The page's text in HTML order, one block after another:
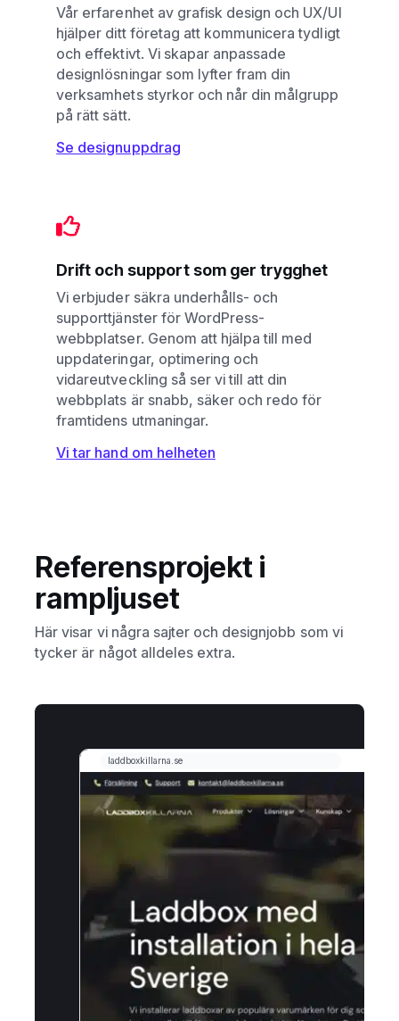
Vår erfarenhet av grafisk design och UX/UI
hjälper ditt företag att kommunicera tydligt
och effektivt. Vi skapar anpassade
designlösningar som lyfter fram din
verksamhets styrkor och når din målgrupp
på rätt sätt.
Se designuppdrag
Drift och support som ger trygghet
Vi erbjuder säkra underhålls- och
supporttjänster för WordPress-
webbplatser. Genom att hjälpa till med
uppdateringar, optimering och
vidareutveckling så ser vi till att din
webbplats är snabb, säker och redo för
framtidens utmaningar.
Vi tar hand om helheten
Referensprojekt i
rampljuset
Här visar vi några sajter och designjobb som vi
tycker är något alldeles extra.